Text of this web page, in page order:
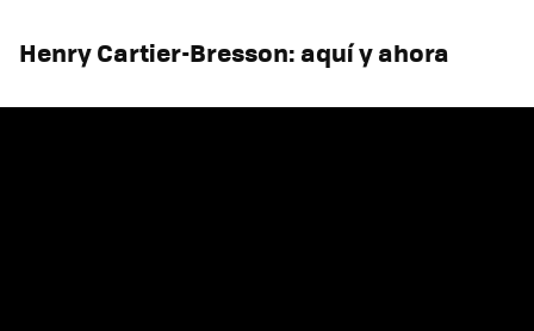
Henry Cartier-Bresson: aquí y ahora